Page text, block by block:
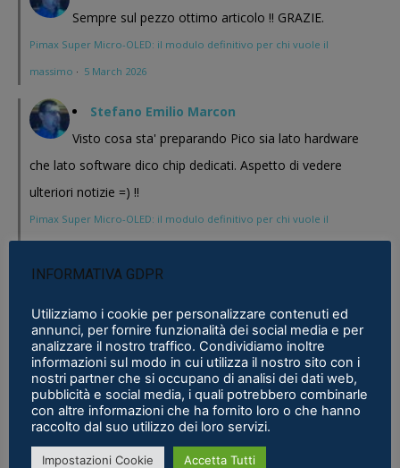
Sempre sul pezzo ottimo articolo !! GRAZIE.
Pimax Super Micro-OLED: il modulo definitivo per chi vuole il
massimo · 5 March 2026
Stefano Emilio Marcon
Visto cosa sta' preparando Pico sia lato hardware
che lato software dico chip dedicati. Aspetto di vedere
ulteriori notizie =) !!
Pimax Super Micro-OLED: il modulo definitivo per chi vuole il
Vediamo cosa mi realizzeranno in questi anni , Play
for Dream al CES 2026 ha presentato un bel modello chissa'
magari Pico se ne esce con un prodotto a buon prezzo . In
sostanza i prodotti cinesi...
Meta Phoenix: Trovato riferimento all'interno dell'ultimo firmware per
Quest - VR ITALIA·25 February 2026
INFORMATIVA GDPR
Utilizziamo i cookie per personalizzare contenuti ed
annunci, per fornire funzionalità dei social media e per
analizzare il nostro traffico. Condividiamo inoltre
informazioni sul modo in cui utilizza il nostro sito con i
nostri partner che si occupano di analisi dei dati web,
pubblicità e social media, i quali potrebbero combinarle
con altre informazioni che ha fornito loro o che hanno
raccolto dal suo utilizzo dei loro servizi.
Impostazioni Cookie Accetta Tutti